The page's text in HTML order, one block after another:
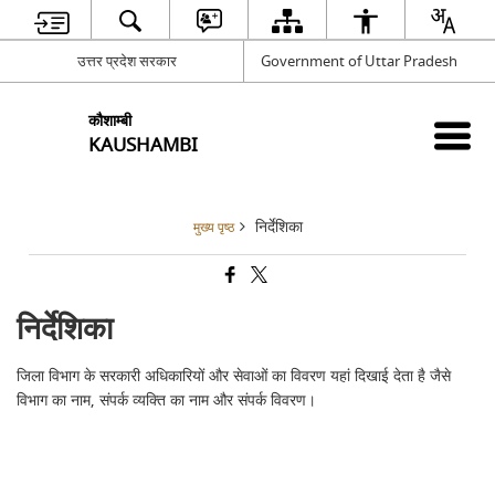
उत्तर प्रदेश सरकार Government of Uttar Pradesh
कौशाम्बी
KAUSHAMBI
मुख्य पृष्ठ निर्देशिका
निर्देशिका
जिला विभाग के सरकारी अधिकारियों और सेवाओं का विवरण यहां दिखाई देता है जैसे
विभाग का नाम, संपर्क व्यक्ति का नाम और संपर्क विवरण।